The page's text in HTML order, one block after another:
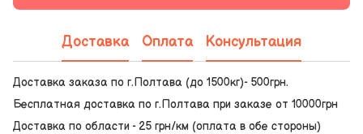
Доставка Оплата Консультация
Доставка заказа по г.Полтава (до 1500кг)- 500грн.
Бесплатная доставка по г.Полтава при заказе от 10000грн
Доставка по области - 25 грн/км (оплата в обе стороны)